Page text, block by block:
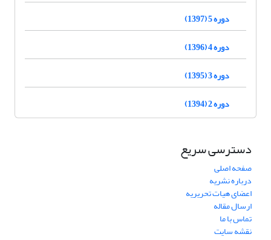
دوره 5 (1397)
دوره 4 (1396)
دوره 3 (1395)
دوره 2 (1394)
دسترسی سریع
صفحه اصلی
درباره نشریه
اعضای هیات تحریریه
ارسال مقاله
تماس با ما
نقشه سایت